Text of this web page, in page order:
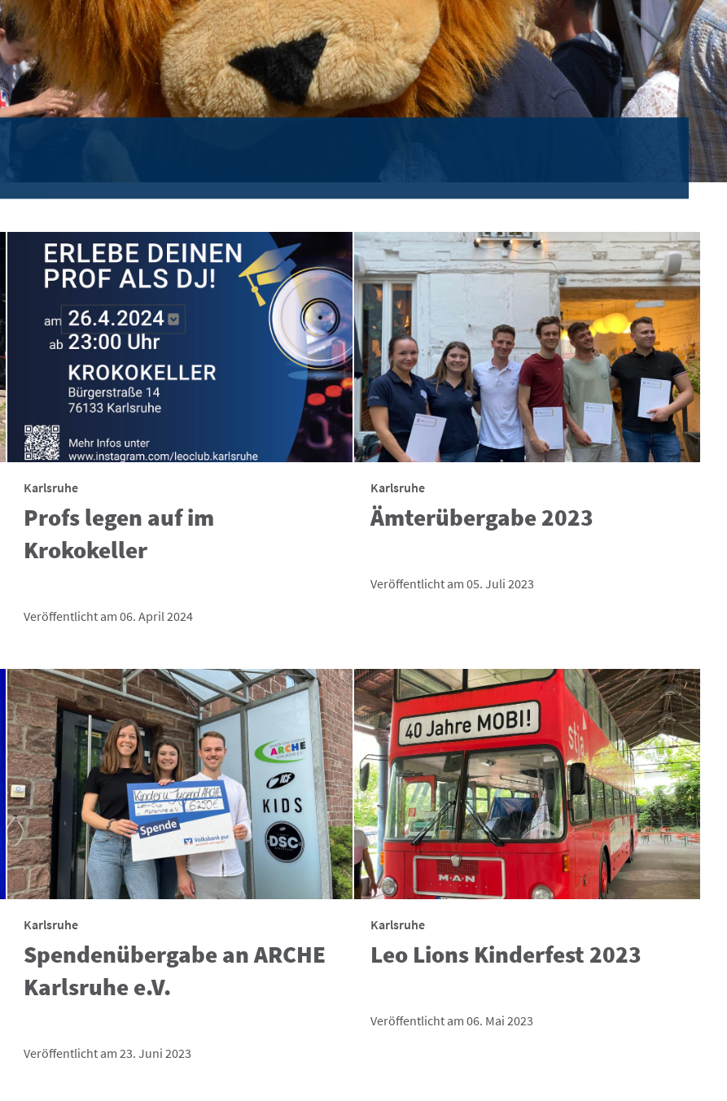
Karlsruhe
Profs legen auf im
Krokokeller
Veröffentlicht am 06. April 2024
Karlsruhe
Ämterübergabe 2023
Veröffentlicht am 05. Juli 2023
Karlsruhe
Spendenübergabe an ARCHE
Karlsruhe e.V.
Veröffentlicht am 23. Juni 2023
Karlsruhe
Leo Lions Kinderfest 2023
Veröffentlicht am 06. Mai 2023